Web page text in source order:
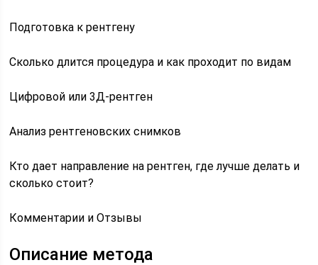
Подготовка к рентгену
Сколько длится процедура и как проходит по видам
Цифровой или 3Д-рентген
Анализ рентгеновских снимков
Кто дает направление на рентген, где лучше делать и
сколько стоит?
Комментарии и Отзывы
Описание метода